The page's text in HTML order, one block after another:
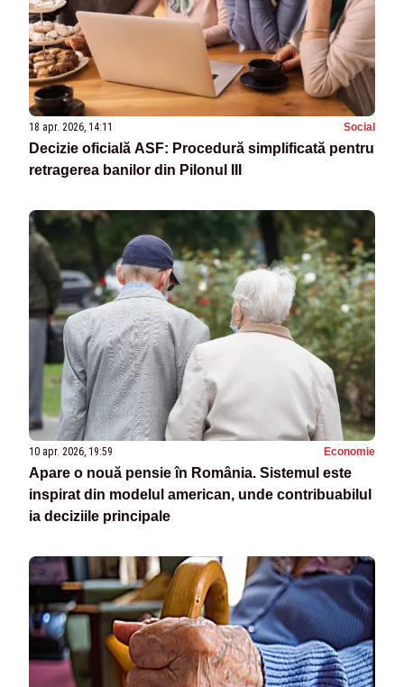
18 apr. 2026, 14:11 Social
Decizie oficială ASF: Procedură simplificată pentru
retragerea banilor din Pilonul III
10 apr. 2026, 19:59 Economie
Apare o nouă pensie în România. Sistemul este
inspirat din modelul american, unde contribuabilul
ia deciziile principale